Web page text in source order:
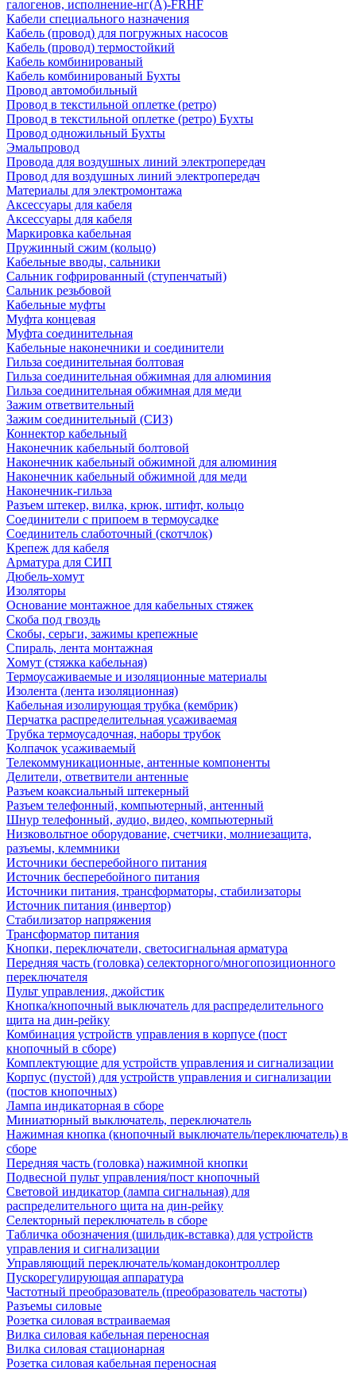
галогенов, исполнение-нг(А)-FRHF
Кабели специального назначения
Кабель (провод) для погружных насосов
Кабель (провод) термостойкий
Кабель комбинированый
Кабель комбинированый Бухты
Провод автомобильный
Провод в текстильной оплетке (ретро)
Провод в текстильной оплетке (ретро) Бухты
Провод одножильный Бухты
Эмальпровод
Провода для воздушных линий электропередач
Провод для воздушных линий электропередач
Материалы для электромонтажа
Аксессуары для кабеля
Аксессуары для кабеля
Маркировка кабельная
Пружинный сжим (кольцо)
Кабельные вводы, сальники
Сальник гофрированный (ступенчатый)
Сальник резьбовой
Кабельные муфты
Муфта концевая
Муфта соединительная
Кабельные наконечники и соединители
Гильза соединительная болтовая
Гильза соединительная обжимная для алюминия
Гильза соединительная обжимная для меди
Зажим ответвительный
Зажим соединительный (СИЗ)
Коннектор кабельный
Наконечник кабельный болтовой
Наконечник кабельный обжимной для алюминия
Наконечник кабельный обжимной для меди
Наконечник-гильза
Разъем штекер, вилка, крюк, штифт, кольцо
Соединители с припоем в термоусадке
Соединитель слаботочный (скотчлок)
Крепеж для кабеля
Арматура для СИП
Дюбель-хомут
Изоляторы
Основание монтажное для кабельных стяжек
Скоба под гвоздь
Скобы, серьги, зажимы крепежные
Спираль, лента монтажная
Хомут (стяжка кабельная)
Термоусаживаемые и изоляционные материалы
Изолента (лента изоляционная)
Кабельная изолирующая трубка (кембрик)
Перчатка распределительная усаживаемая
Трубка термоусадочная, наборы трубок
Колпачок усаживаемый
Телекоммуникационные, антенные компоненты
Делители, ответвители антенные
Разъем коаксиальный штекерный
Разъем телефонный, компьютерный, антенный
Шнур телефонный, аудио, видео, компьютерный
Низковольтное оборудование, счетчики, молниезащита,
разъемы, клеммники
Источники бесперебойного питания
Источник бесперебойного питания
Источники питания, трансформаторы, стабилизаторы
Источник питания (инвертор)
Стабилизатор напряжения
Трансформатор питания
Кнопки, переключатели, светосигнальная арматура
Передняя часть (головка) селекторного/многопозиционного
переключателя
Пульт управления, джойстик
Кнопка/кнопочный выключатель для распределительного
щита на дин-рейку
Комбинация устройств управления в корпусе (пост
кнопочный в сборе)
Комплектующие для устройств управления и сигнализации
Корпус (пустой) для устройств управления и сигнализации
(постов кнопочных)
Лампа индикаторная в сборе
Миниатюрный выключатель, переключатель
Нажимная кнопка (кнопочный выключатель/переключатель) в
сборе
Передняя часть (головка) нажимной кнопки
Подвесной пульт управления/пост кнопочный
Световой индикатор (лампа сигнальная) для
распределительного щита на дин-рейку
Селекторный переключатель в сборе
Табличка обозначения (шильдик-вставка) для устройств
управления и сигнализации
Управляющий переключатель/командоконтроллер
Пускорегулирующая аппаратура
Частотный преобразователь (преобразователь частоты)
Разъемы силовые
Розетка силовая встраиваемая
Вилка силовая кабельная переносная
Вилка силовая стационарная
Розетка силовая кабельная переносная